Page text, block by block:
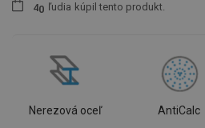
40 ľudia kúpil tento produkt.
Nerezová oceľ AntiCalc